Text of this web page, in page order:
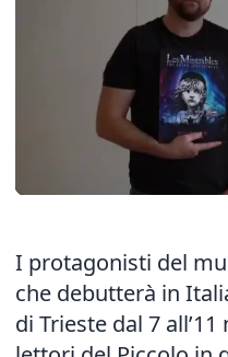
I protagonisti del
che debutterà in
di Trieste dal 7